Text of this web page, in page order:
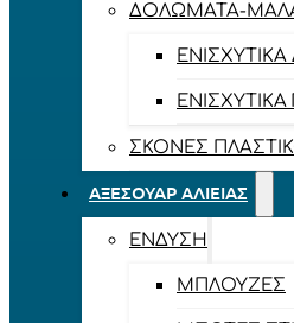
ΔΟΛΏΜΑΤΑ-
ΕΝΙΣΧΥΤΙΚΆ
ΣΚΌΝΕΣ
ΑΞΕΣΟΥΆΡ ΑΛΙΕΊΑΣ
ΈΝΔΥΣΗ
ΜΠΛΟΎΖΕΣ